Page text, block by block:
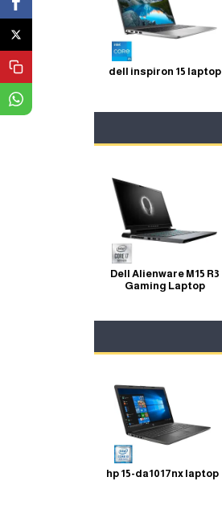
dell inspiron 15 laptop
Dell Alienware M15 R3
Gaming Laptop
hp 15-da1017nx laptop